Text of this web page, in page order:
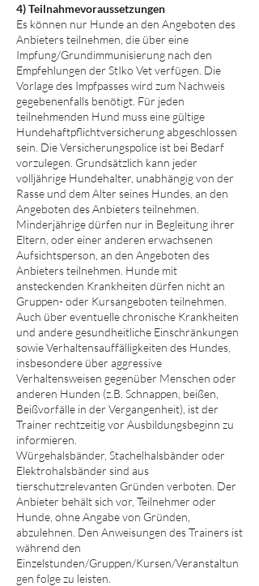
4) Teilnahmevoraussetzungen
Es können nur Hunde an den Angeboten des
Anbieters teilnehmen, die über eine
Impfung/Grundimmunisierung nach den
Empfehlungen der StIko Vet verfügen. Die
Vorlage des Impfpasses wird zum Nachweis
gegebenenfalls benötigt. Für jeden
teilnehmenden Hund muss eine gültige
Hundehaftpflichtversicherung abgeschlossen
sein. Die Versicherungspolice ist bei Bedarf
vorzulegen. Grundsätzlich kann jeder
volljährige Hundehalter, unabhängig von der
Rasse und dem Alter seines Hundes, an den
Angeboten des Anbieters teilnehmen.
Minderjährige dürfen nur in Begleitung ihrer
Eltern, oder einer anderen erwachsenen
Aufsichtsperson, an den Angeboten des
Anbieters teilnehmen. Hunde mit
ansteckenden Krankheiten dürfen nicht an
Gruppen- oder Kursangeboten teilnehmen.
Auch über eventuelle chronische Krankheiten
und andere gesundheitliche Einschränkungen
sowie Verhaltensauffälligkeiten des Hundes,
insbesondere über aggressive
Verhaltensweisen gegenüber Menschen oder
anderen Hunden (z.B. Schnappen, beißen,
Beißvorfälle in der Vergangenheit), ist der
Trainer rechtzeitig vor Ausbildungsbeginn zu
informieren.
Würgehalsbänder, Stachelhalsbänder oder
Elektrohalsbänder sind aus
tierschutzrelevanten Gründen verboten. Der
Anbieter behält sich vor, Teilnehmer oder
Hunde, ohne Angabe von Gründen,
abzulehnen. Den Anweisungen des Trainers ist
während den
Einzelstunden/Gruppen/Kursen/Veranstaltun
gen folge zu leisten.